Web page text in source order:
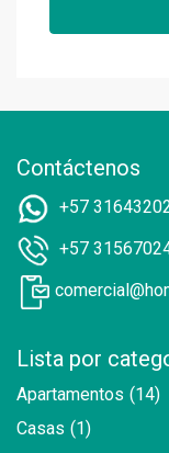
Contáctenos
+57
+57
Lista por
Apartamentos (14)
Casas (1)